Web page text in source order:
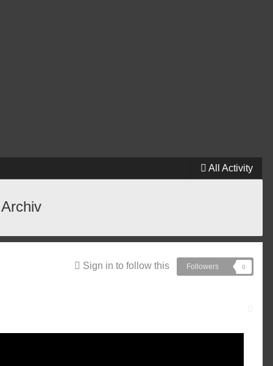
All Activity
Sign in to follow this Followers 0